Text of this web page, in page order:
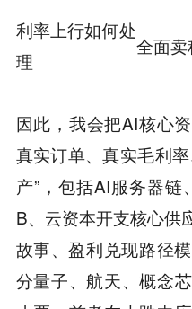
利率上行如何处
理
全面卖
因此，我会把AI核心
真实订单、真实毛利
产”，包括AI服务器
B、云资本开支核心供
故事、盈利兑现路径
分量子、航天、概念